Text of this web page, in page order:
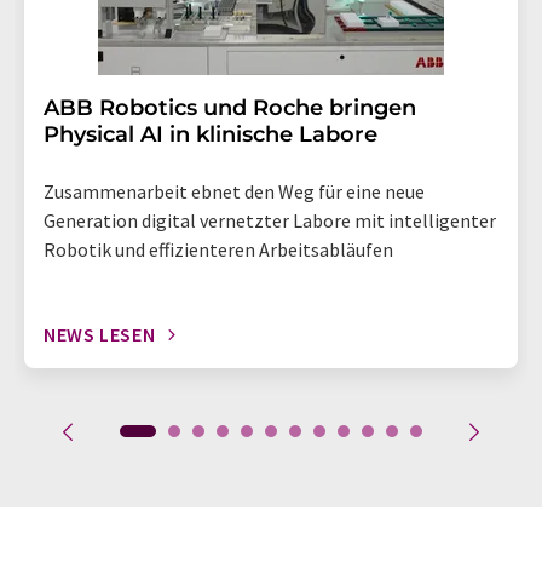
​​​​​​​ABB Robotics und Roche bringen
Physical AI in klinische Labore
Zusammenarbeit ebnet den Weg für eine neue
Generation digital vernetzter Labore mit intelligenter
Robotik und effizienteren Arbeitsabläufen
NEWS LESEN